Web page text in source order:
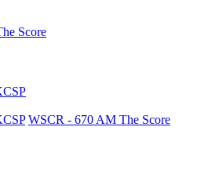
Score
WSCR - 670 AM The Score